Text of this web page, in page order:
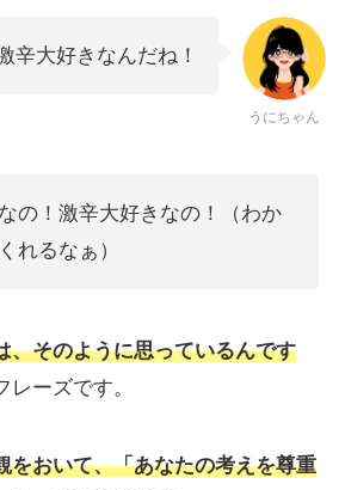
辛大好きなんだね！
うにちゃん
の！激辛大好きなの！（わか
れるなぁ）
、そのように思っているんです
レーズです。
をおいて、「あなたの考えを尊重